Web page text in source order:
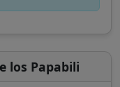
los Papabili